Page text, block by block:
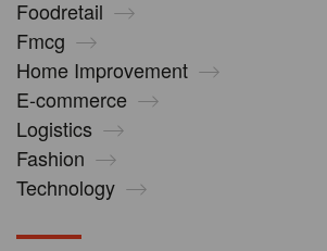
Foodretail
Fmcg
Home Improvement
E-commerce
Logistics
Fashion
Technology